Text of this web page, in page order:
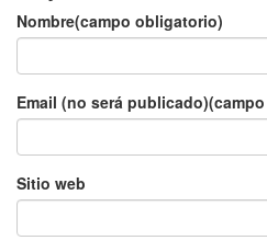
Nombre(campo obligatorio)
Email (no será
Sitio web